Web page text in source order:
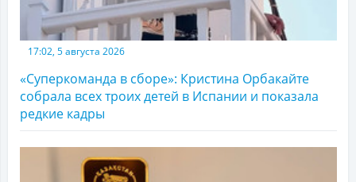
17:02, 5 августа 2026
«Суперкоманда в сборе»: Кристина Орбакайте
собрала всех троих детей в Испании и показала
редкие кадры